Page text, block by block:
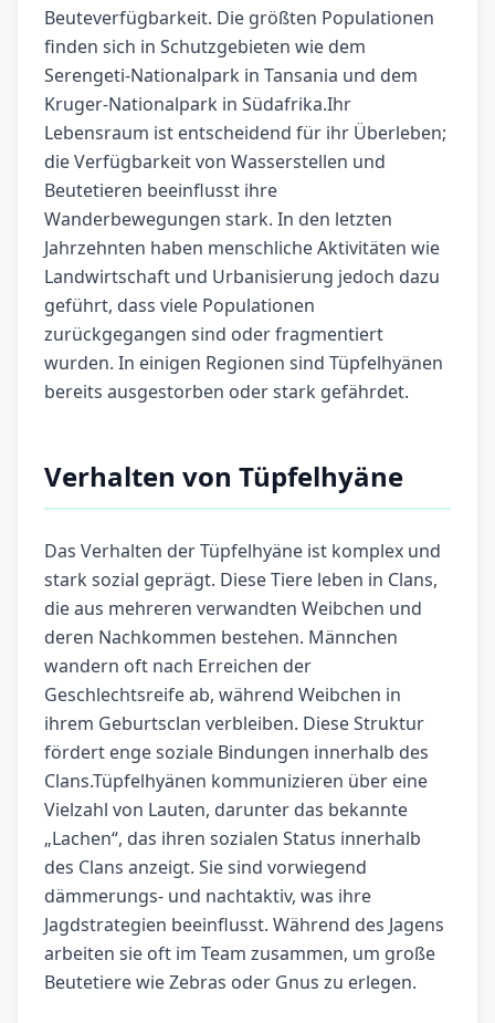
Beuteverfügbarkeit. Die größten Populationen
finden sich in Schutzgebieten wie dem
Serengeti-Nationalpark in Tansania und dem
Kruger-Nationalpark in Südafrika.Ihr
Lebensraum ist entscheidend für ihr Überleben;
die Verfügbarkeit von Wasserstellen und
Beutetieren beeinflusst ihre
Wanderbewegungen stark. In den letzten
Jahrzehnten haben menschliche Aktivitäten wie
Landwirtschaft und Urbanisierung jedoch dazu
geführt, dass viele Populationen
zurückgegangen sind oder fragmentiert
wurden. In einigen Regionen sind Tüpfelhyänen
bereits ausgestorben oder stark gefährdet.
Verhalten von Tüpfelhyäne
Das Verhalten der Tüpfelhyäne ist komplex und
stark sozial geprägt. Diese Tiere leben in Clans,
die aus mehreren verwandten Weibchen und
deren Nachkommen bestehen. Männchen
wandern oft nach Erreichen der
Geschlechtsreife ab, während Weibchen in
ihrem Geburtsclan verbleiben. Diese Struktur
fördert enge soziale Bindungen innerhalb des
Clans.Tüpfelhyänen kommunizieren über eine
Vielzahl von Lauten, darunter das bekannte
„Lachen“, das ihren sozialen Status innerhalb
des Clans anzeigt. Sie sind vorwiegend
dämmerungs- und nachtaktiv, was ihre
Jagdstrategien beeinflusst. Während des Jagens
arbeiten sie oft im Team zusammen, um große
Beutetiere wie Zebras oder Gnus zu erlegen.